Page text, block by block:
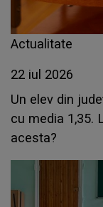
Actualitate
22 iul 2026
Un elev din
cu media 1,35.
acesta?